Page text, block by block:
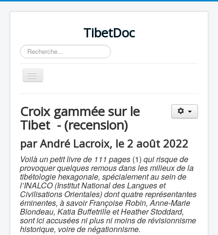
TibetDoc
Rechercher
Basculer
la
Croix gammée sur le
Tibet - (recension)
par André Lacroix, le 2 août 2022
Voilà un petit livre de 111 pages (1) qui risque de
provoquer quelques remous dans les milieux de la
tibétologie hexagonale, spécialement au sein de
l’INALCO (Institut National des Langues et
Civilisations Orientales) dont quatre représentantes
éminentes, à savoir Françoise Robin, Anne-Marie
Blondeau, Katia Buffetrille et Heather Stoddard,
sont ici accusées ni plus ni moins de révisionnisme
historique, voire de négationnisme.